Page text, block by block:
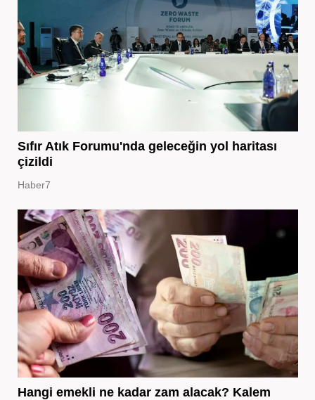
Sıfır Atık Forumu'nda geleceğin yol haritası
çizildi
Haber7
Hangi emekli ne kadar zam alacak? Kalem